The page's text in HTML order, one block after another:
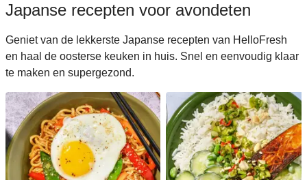
Japanse recepten voor avondeten
Geniet van de lekkerste Japanse recepten van HelloFresh
en haal de oosterse keuken in huis. Snel en eenvoudig klaar
te maken en supergezond.